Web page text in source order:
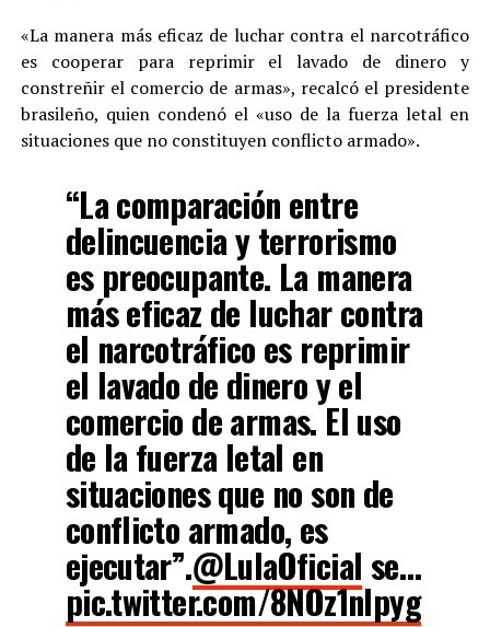
«La manera más eficaz de luchar contra el narcotráfico
es cooperar para reprimir el lavado de dinero y
constreñir el comercio de armas», recalcó el presidente
brasileño, quien condenó el «uso de la fuerza letal en
situaciones que no constituyen conflicto armado».
“La comparación entre
delincuencia y terrorismo
es preocupante. La manera
más eficaz de luchar contra
el narcotráfico es reprimir
el lavado de dinero y el
comercio de armas. El uso
de la fuerza letal en
situaciones que no son de
conflicto armado, es
ejecutar”.@LulaOficial se…
pic.twitter.com/8NOz1nlpyg